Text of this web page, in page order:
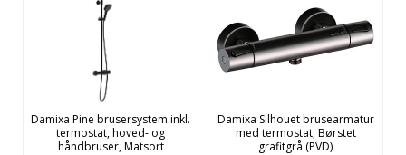
Damixa Pine brusersystem inkl.
termostat, hoved- og
håndbruser, Matsort
Damixa Silhouet brusearmatur
med termostat, Børstet
grafitgrå (PVD)